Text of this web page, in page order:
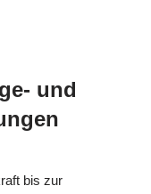
und
bis zur